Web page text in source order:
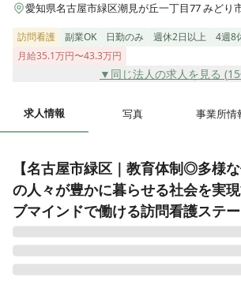
愛知県名古屋市緑区潮見が丘一丁目77 みどり
訪問看護 副業OK 日勤のみ 週休2日以上
4週8
月給35.1万円〜43.3万円
▼同じ法人の求人を見る (15
求人情報 写真 事業所情
【名古屋市緑区｜教育体制◎多様
の人々が豊かに暮らせる社会を実
ブマインドで働ける訪問看護ステー